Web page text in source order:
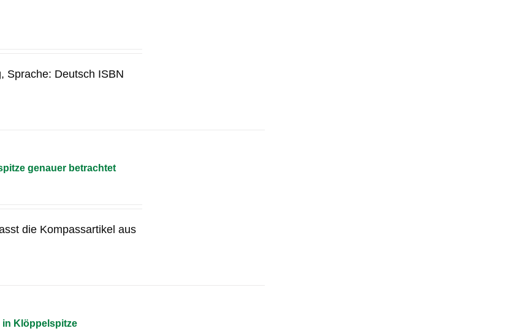
Sprache: Deutsch ISBN
genauer betrachtet
die Kompassartikel aus
Klöppelspitze